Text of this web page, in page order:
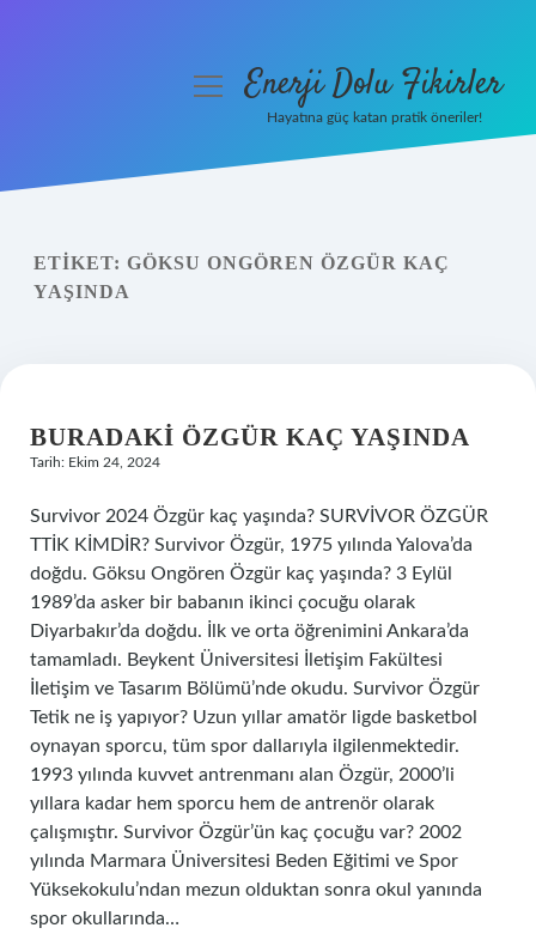
Yasal Uyarı
menüyüEnerji Dolu Fikirler
Hayatına güç katan pratik öneriler!
ETIKET: GÖKSU ONGÖREN ÖZGÜR KAÇ
YAŞINDA
BURADAKI ÖZGÜR KAÇ YAŞINDA
Tarih: Ekim 24, 2024
Survivor 2024 Özgür kaç yaşında? SURVİVOR ÖZGÜR
TTİK KİMDİR? Survivor Özgür, 1975 yılında Yalova’da
doğdu. Göksu Ongören Özgür kaç yaşında? 3 Eylül
1989’da asker bir babanın ikinci çocuğu olarak
Diyarbakır’da doğdu. İlk ve orta öğrenimini Ankara’da
tamamladı. Beykent Üniversitesi İletişim Fakültesi
İletişim ve Tasarım Bölümü’nde okudu. Survivor Özgür
Tetik ne iş yapıyor? Uzun yıllar amatör ligde basketbol
oynayan sporcu, tüm spor dallarıyla ilgilenmektedir.
1993 yılında kuvvet antrenmanı alan Özgür, 2000’li
yıllara kadar hem sporcu hem de antrenör olarak
çalışmıştır. Survivor Özgür’ün kaç çocuğu var? 2002
yılında Marmara Üniversitesi Beden Eğitimi ve Spor
Yüksekokulu’ndan mezun olduktan sonra okul yanında
spor okullarında…